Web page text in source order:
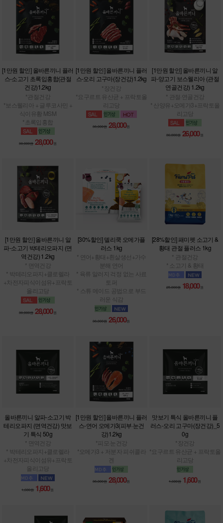
[1만원 할인] 올바른끼니 플러
스-소고기 초록입홍합(관절
건강)1.2kg
*관절건강
*보스웰리아 + 글루코사민 +
식이유황 MSM
*초록입홍합
38,000원 28,000원
[1만원 할인] 올바른끼니 플러
스-오리 고구마(장건강)1.2kg
*장건강
*요구르트 유산균 + 프락토올
리고당
38,000원 28,000원
[1만원 할인] 올바른끼니 알
파-양고기 보스웰리아 (관절
연골건강) 1.2kg
* 관절·연골건강
* 산양유+오메가3+프락토올
리고당
36,000원 26,000 원
[1만원 할인] 올바른끼니 알
파-소고기 박테리오파지 (면
역건강) 1.2kg
* 면역건강
* 박테리오파지+클로렐라
+차전자피식이섬유+프락토
올리고당
38,000원 28,000원
[30%할인] 델리쿡 오메가플
러스 1kg
* 연어+황태+흰살생선+가수
분해 연어
* 육류 알러지 걱정 없는 사료
토퍼
* 스튜 메이드 공법으로 부드
러운 식감
38,000원 26,000원
[28%할인] 패미펫 소고기 &
황태 관절 플러스 1kg
* 관절건강
* 소고기 & 황태
25,000원 18,000 원
올바른끼니 알파-소고기 박
테리오파지 (면역건강) 맛보
기 특식 50g
* 면역건강
* 박테리오파지+클로렐라
+차전자피식이섬유+프락토
올리고당
1,600원 1,600 원
[1만원 할인] 올바른끼니 플러
스-연어 오메가3(피부·눈건
강)1.2kg
*피모·눈건강
*오메가3 + 저분자 피쉬콜라
겐
38,000원 28,000원
맛보기 특식 올바른끼니 플
러스-오리 고구마(장건강)_5
0g
*장건강
*요구르트 유산균 + 프락토올
리고당
1,600원 1,600 원